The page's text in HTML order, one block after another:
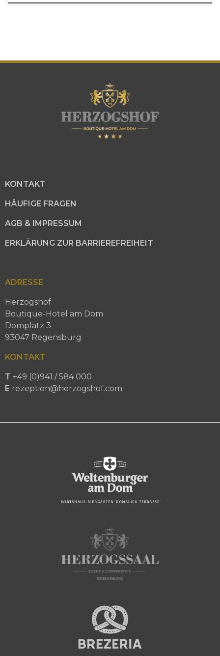
KONTAKT
HÄUFIGE FRAGEN
AGB & IMPRESSUM
ERKLÄRUNG ZUR BARRIEREFREIHEIT
ADRESSE
Herzogshof
Boutique-Hotel am Dom
Domplatz 3
93047 Regensburg
KONTAKT
T +49 (0)941 / 584 000
E rezeption@herzogshof.com